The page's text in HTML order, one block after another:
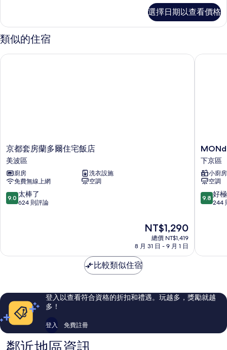
房
(1-
4pax,Family
Hokusai,
片
客
房,
非
煙
選擇日期以查看價格
類似的住宿
京
都
套
房
蘭
多
爾
波
京都套房蘭多爾住宅飯店
美波區
廚房
洗衣設施
免費無線上網
空調
9.0
分，
棒
評
論
9.0 太棒了
624 則評論
現
價
NT$1,290
總價 NT$1,419
8 月 31 日 - 9 月 1 日
京都套房蘭多爾住宅飯店
Apart
京
都
站
鴨
下京區
小廚房
空調
9.8
分，
極
評
論
9.8 好
244
比較類似住宿
登入以查看符合資格的折扣和禮遇。玩越多，獎勵就越
多！
登入 免費註冊